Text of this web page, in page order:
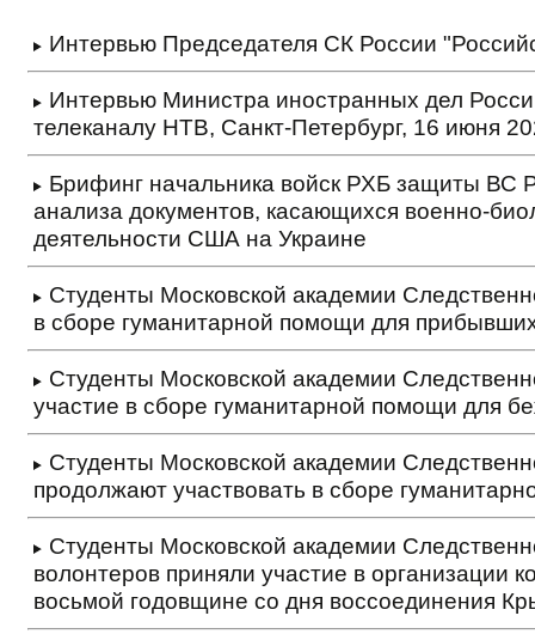
Интервью Председателя СК России
Интервью Министра иностранных дел
телеканалу НТВ, Санкт-Петербург, 16 июня
Брифинг начальника войск РХБ защиты ВС
анализа документов, касающихся военно-
деятельности США на Украине
Студенты Московской академии
в сборе гуманитарной помощи для
Студенты Московской академии
участие в сборе гуманитарной помощи для
Студенты Московской академии
продолжают участвовать в сборе
Студенты Московской академии
волонтеров приняли участие в организации
восьмой годовщине со дня воссоединения